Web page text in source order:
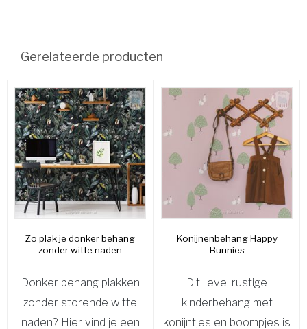
Gerelateerde producten
Zo plak je donker behang
zonder witte naden
Donker behang plakken
zonder storende witte
naden? Hier vind je een
Konijnenbehang Happy
Bunnies
Dit lieve, rustige
kinderbehang met
konijntjes en boompjes is